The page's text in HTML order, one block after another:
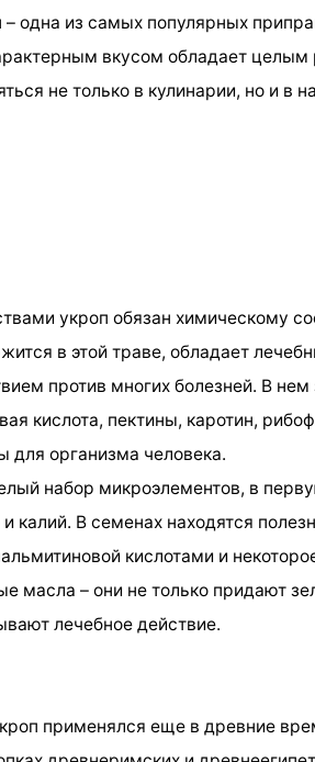
одна из самых популярных
вкусом обладает
не только в кулинарии, но и в
укроп обязан химическому
в этой траве, обладает
против многих болезней. В
кислота, пектины, каротин,
для организма человека.
набор микроэлементов, в
калий. В семенах находятся
кислотами и
масла – они не только придают
лечебное действие.
применялся еще в древние